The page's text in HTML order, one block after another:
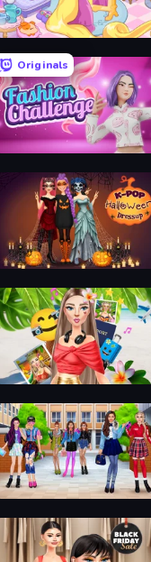
Fairy Room - Decor Game
Originals
K-Pop Halloween Dress Up
Travel with Me: ASMR Edition
High School BFFs: Girls Team